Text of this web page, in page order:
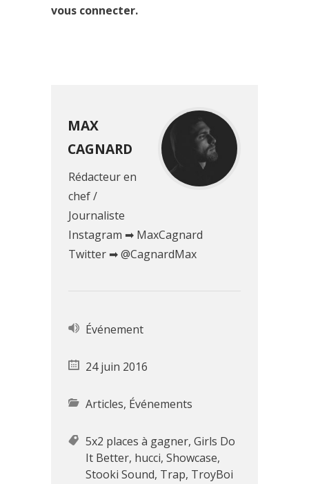
vous connecter.
MAX
CAGNARD
Rédacteur en
chef /
Journaliste
Instagram ➡ MaxCagnard
Twitter ➡ @CagnardMax
Événement
24 juin 2016
Articles, Événements
5x2 places à gagner, Girls Do
It Better, hucci, Showcase,
Stooki Sound, Trap, TroyBoi